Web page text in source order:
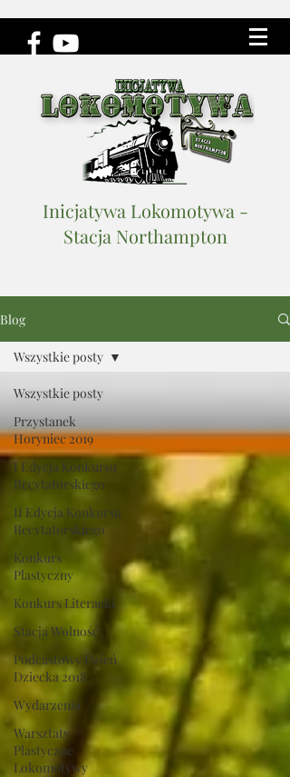
Inicjatywa Lokomotywa -
Stacja Northampton
Blog
Wszystkie posty
Przystanek
Horyniec 2019
I Edycja Konkursu
Recytatorskiego
II Edycja Konkursu
Recytatorskiego
Konkurs
Plastyczny
Konkurs Literacki
Stacja Wolność
Podcastowy Dzień
Dziecka 2018
Wydarzenia
Warsztaty
Plastyczne
Lokomotywy
Wszystkie posty